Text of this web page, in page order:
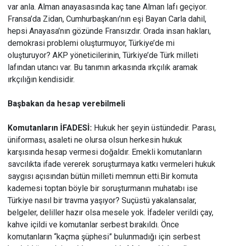
var anla. Alman anayasasında kaç tane Alman lafı geçiyor.
Fransa’da Zidan, Cumhurbaşkanı’nın eşi Bayan Carla dahil,
hepsi Anayasa’nın gözünde Fransızdır. Orada insan hakları,
demokrasi problemi oluşturmuyor, Türkiye’de mi
oluşturuyor? AKP yöneticilerinin, Türkiye’de Türk milleti
lafından utancı var. Bu tanımın arkasında ırkçılık aramak
ırkçılığın kendisidir.
Başbakan da hesap verebilmeli
Komutanların İFADESİ: Hukuk her şeyin üstündedir. Parası,
üniforması, asaleti ne olursa olsun herkesin hukuk
karşısında hesap vermesi doğaldır. Emekli komutanların
savcılıkta ifade vererek soruşturmaya katkı vermeleri hukuk
saygısı açısından bütün milleti memnun etti.Bir komuta
kademesi toptan böyle bir soruşturmanın muhatabı ise
Türkiye nasıl bir travma yaşıyor? Suçüstü yakalansalar,
belgeler, deliller hazır olsa mesele yok. İfadeler verildi çay,
kahve içildi ve komutanlar serbest bırakıldı. Önce
komutanların “kaçma şüphesi” bulunmadığı için serbest